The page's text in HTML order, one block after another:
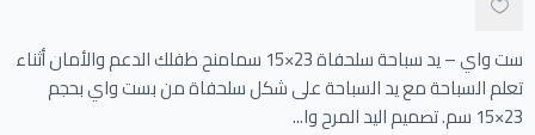
ست واي – يد سباحة سلحفاة 23×15 سمامنح طفلك الدعم والأمان أثناء
تعلم السباحة مع يد السباحة على شكل سلحفاة من بست واي بحجم
23×15 سم. تصميم اليد المرح وا...